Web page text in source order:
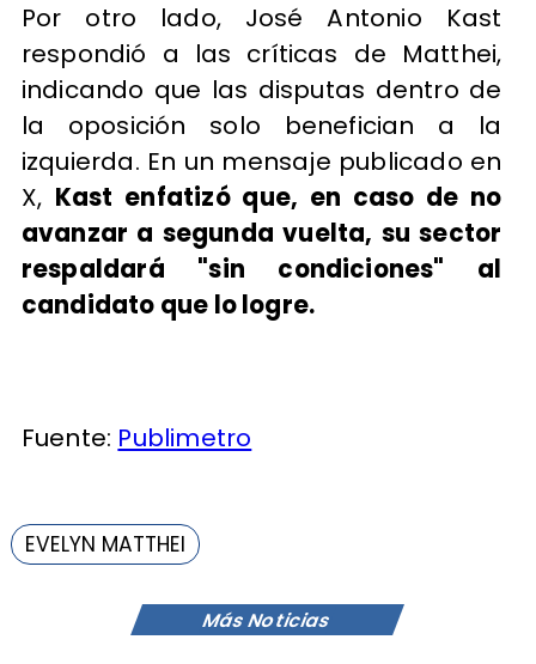
Más Noticias
Por otro lado, José Antonio Kast
respondió a las críticas de Matthei,
indicando que las disputas dentro de
la oposición solo benefician a la
izquierda. En un mensaje publicado en
X, Kast enfatizó que, en caso de no
avanzar a segunda vuelta, su sector
respaldará "sin condiciones" al
candidato que lo logre.
Fuente: Publimetro
EVELYN MATTHEI